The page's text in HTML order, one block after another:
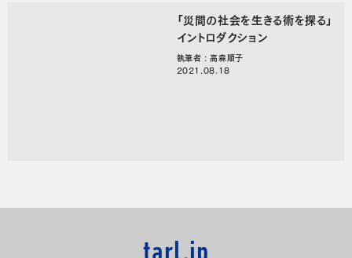
「災間の社会を生きる術を探る」
イントロダクション
執筆者 : 高森順子
2021.08.18